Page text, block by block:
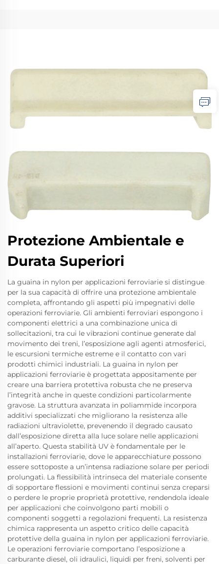
Protezione Ambientale e
Durata Superiori
La guaina in nylon per applicazioni ferroviarie si distingue
per la sua capacità di offrire una protezione ambientale
completa, affrontando gli aspetti più impegnativi delle
operazioni ferroviarie. Gli ambienti ferroviari espongono i
componenti elettrici a una combinazione unica di
sollecitazioni, tra cui le vibrazioni continue generate dal
movimento dei treni, l’esposizione agli agenti atmosferici,
le escursioni termiche estreme e il contatto con vari
prodotti chimici industriali. La guaina in nylon per
applicazioni ferroviarie è progettata appositamente per
creare una barriera protettiva robusta che ne preserva
l’integrità anche in queste condizioni particolarmente
gravose. La struttura avanzata in poliammide incorpora
additivi specializzati che migliorano la resistenza alle
radiazioni ultraviolette, prevenendo il degrado causato
dall’esposizione diretta alla luce solare nelle applicazioni
all’aperto. Questa stabilità UV è fondamentale per le
installazioni ferroviarie, dove le apparecchiature possono
essere sottoposte a un’intensa radiazione solare per periodi
prolungati. La flessibilità intrinseca del materiale consente
di sopportare flessioni e movimenti continui senza creparsi
o perdere le proprie proprietà protettive, rendendola ideale
per applicazioni che coinvolgono parti mobili o
componenti soggetti a regolazioni frequenti. La resistenza
chimica rappresenta un aspetto critico delle capacità
protettive della guaina in nylon per applicazioni ferroviarie.
Le operazioni ferroviarie comportano l’esposizione a
carburante diesel, oli idraulici, liquidi per freni, solventi per